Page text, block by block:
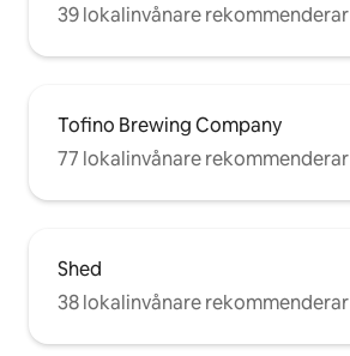
39 lokalinvånare rekommenderar
Tofino Brewing Company
77 lokalinvånare rekommenderar
Shed
38 lokalinvånare rekommenderar